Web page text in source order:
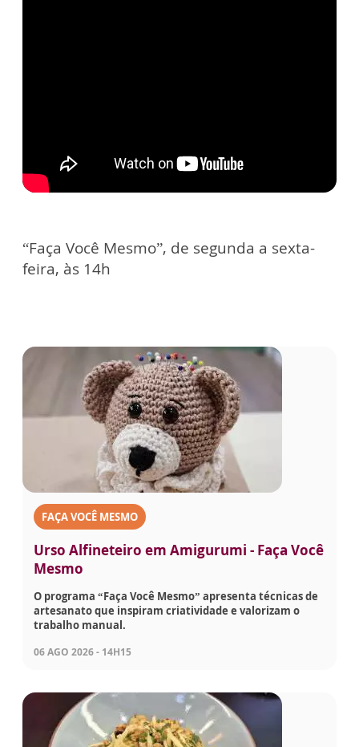
“Faça Você Mesmo”, de segunda a sexta-
feira, às 14h
FAÇA VOCÊ MESMO
Urso Alfineteiro em Amigurumi - Faça Você
Mesmo
O programa “Faça Você Mesmo” apresenta técnicas de
artesanato que inspiram criatividade e valorizam o
trabalho manual.
06 AGO 2026 - 14H15